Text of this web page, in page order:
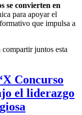
se convierten en
para apoyar el
que impulsa a
compartir juntos esta
Concurso
el liderazgo